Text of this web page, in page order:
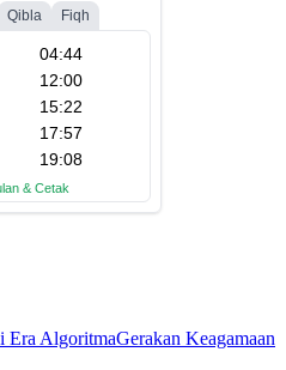
Gerakan Keagamaan